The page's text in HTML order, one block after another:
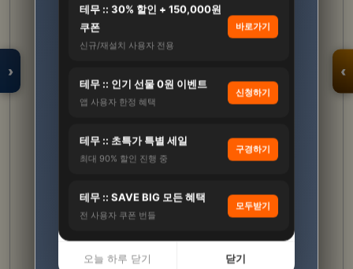
› ‹
테무 :: 30% 할인 + 150,000원
쿠폰
신규/재설치 사용자 전용
바로가기
테무 :: 인기 선물 0원 이벤트
앱 사용자 한정 혜택
신청하기
테무 :: 초특가 특별 세일
최대 90% 할인 진행 중
구경하기
테무 :: SAVE BIG 모든 혜택
전 사용자 쿠폰 번들
모두받기
오늘 하루 닫기 닫기